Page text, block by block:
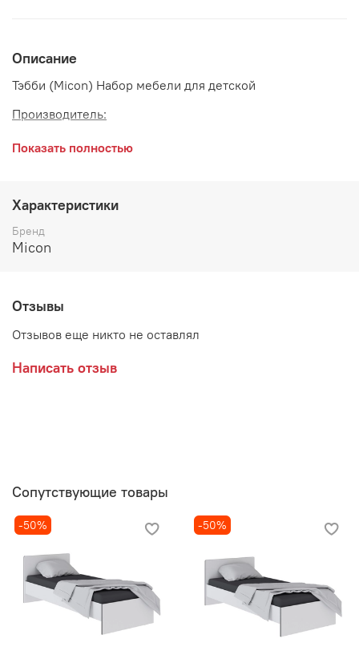
Описание
Тэбби (Micon) Набор мебели для детской
Производитель:
Показать полностью
Характеристики
Бренд
Micon
Отзывы
Отзывов еще никто не оставлял
Написать отзыв
Сопутствующие товары
-50% -50%